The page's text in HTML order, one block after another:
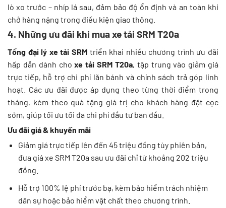
lò xo trước – nhíp lá sau, đảm bảo độ ổn định và an toàn khi
chở hàng nặng trong điều kiện giao thông.
4. Những ưu đãi khi mua xe tải SRM T20a
Tổng đại lý xe tải SRMtriển khai nhiều chương trình ưu đãi
hấp dẫn dành choxe tải SRM T20a, tập trung vào giảm giá
trực tiếp, hỗ trợ chi phí lăn bánh và chính sách trả góp linh
hoạt. Các ưu đãi được áp dụng theo từng thời điểm trong
tháng, kèm theo quà tặng giá trị cho khách hàng đặt cọc
sớm, giúp tối ưu tối đa chi phí đầu tư ban đầu.
Ưu đãi giá & khuyến mãi
Giảm giá trực tiếp lên đến 45 triệu đồng tùy phiên bản,
đưa giá xe SRM T20a sau ưu đãi chỉ từ khoảng 202 triệu
đồng.
Hỗ trợ 100% lệ phí trước bạ, kèm bảo hiểm trách nhiệm
dân sự hoặc bảo hiểm vật chất theo chương trình.